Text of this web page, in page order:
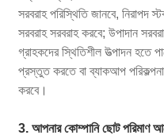
সরবরাহ পরিস্থিতি জানবে, নিরাপদ
সরবরাহ সরবরাহ করবে; উপাদান
গ্রাহকদের স্থিতিশীল উত্পাদন হতে
প্রস্তুত করতে বা ব্যাকআপ
করবে।
3. আপনার কোম্পানি ছোট পরিমাণ